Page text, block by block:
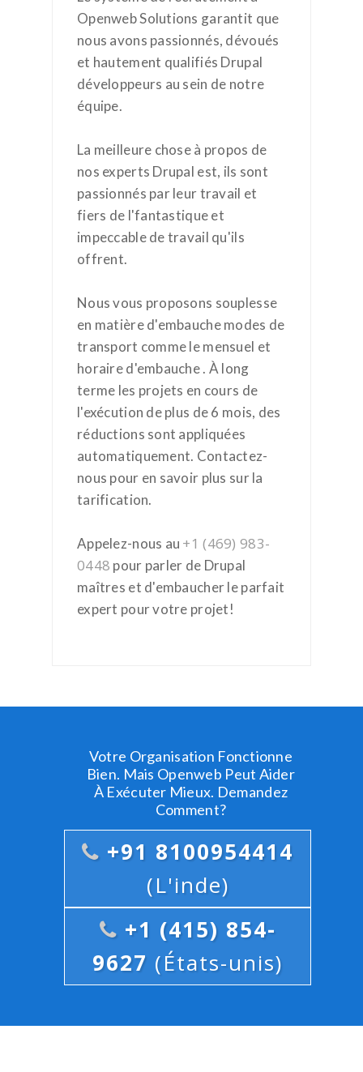
Openweb Solutions garantit que
nous avons passionnés, dévoués
et hautement qualifiés Drupal
développeurs au sein de notre
équipe.
La meilleure chose à propos de
nos experts Drupal est, ils sont
passionnés par leur travail et
fiers de l'fantastique et
impeccable de travail qu'ils
offrent.
Nous vous proposons souplesse
en matière d'embauche modes de
transport comme le mensuel et
horaire d'embauche . À long
terme les projets en cours de
l'exécution de plus de 6 mois, des
réductions sont appliquées
automatiquement. Contactez-
nous pour en savoir plus sur la
tarification.
Appelez-nous au +1 (469) 983-
0448 pour parler de Drupal
maîtres et d'embaucher le parfait
expert pour votre projet!
Votre Organisation Fonctionne
Bien. Mais Openweb Peut Aider
À Exécuter Mieux. Demandez
Comment?
+91 8100954414
(L'inde)
+1 (415) 854-
9627 (États-unis)